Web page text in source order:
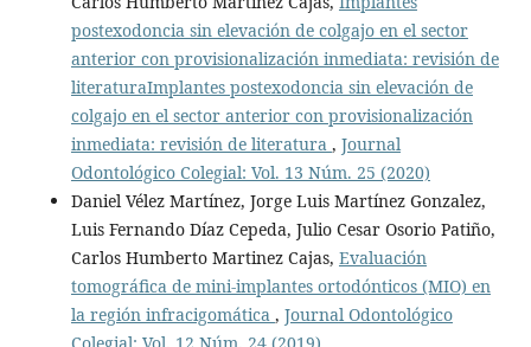
postexodoncia sin elevación de colgajo en el sector
anterior con provisionalización inmediata: revisión de
literaturaImplantes postexodoncia sin elevación de
colgajo en el sector anterior con provisionalización
inmediata: revisión de literatura , Journal
Odontológico Colegial: Vol. 13 Núm. 25 (2020)
Daniel Vélez Martí­nez, Jorge Luis Martínez Gonzalez,
Luis Fernando Díaz Cepeda, Julio Cesar Osorio Patiño,
Carlos Humberto Martinez Cajas, Evaluación
tomográfica de mini-implantes ortodónticos (MIO) en
la región infracigomática , Journal Odontológico